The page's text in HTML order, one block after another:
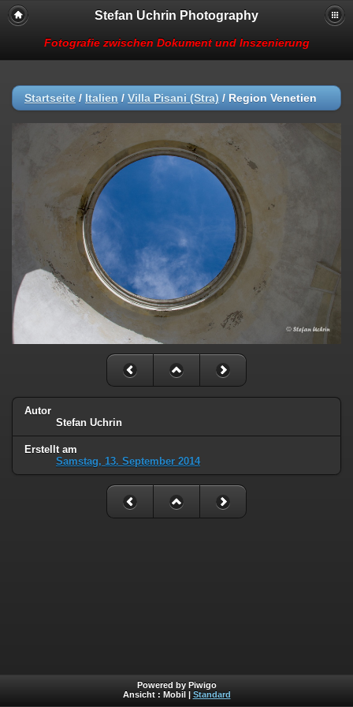
Stefan Uchrin Photography
Fotografie zwischen Dokument und Inszenierung
Startseite / Italien / Villa Pisani (Stra) / Region Venetien
Autor
Stefan Uchrin
Erstellt am
Samstag, 13. September 2014
Powered by Piwigo
Ansicht : Mobil Standard